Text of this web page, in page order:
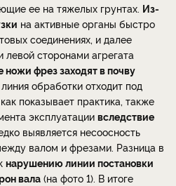
ее на тяжелых грунтах. Из-
на активные органы быстро
соединениях, и далее
сторонами агрегата
ножи фрез заходят в почву
обработки отходит под
показывает практика, также
эксплуатации вследствие
выявляется несоосность
валом и фрезами. Разница в
нарушению линии постановки
вала (на фото 1). В итоге